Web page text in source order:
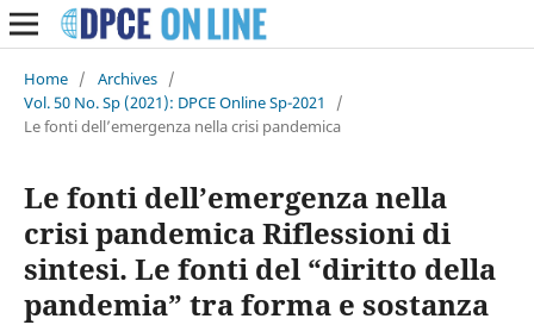
Home / Archives /
Vol. 50 No. Sp (2021): DPCE Online Sp-2021
/
Le fonti dell’emergenza nella crisi pandemica
Le fonti dell’emergenza nella
crisi pandemica Riflessioni di
sintesi. Le fonti del “diritto della
pandemia” tra forma e sostanza